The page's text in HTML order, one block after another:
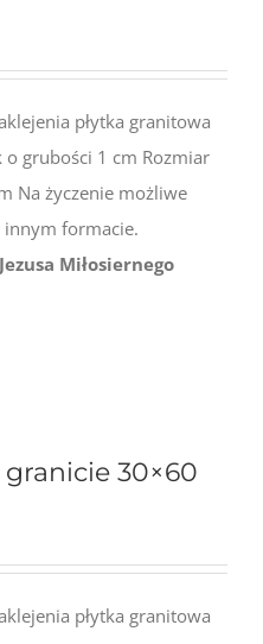
płytka granitowa
o grubości 1 cm Rozmiar
Na życzenie możliwe
formacie.
Miłosiernego
granicie 30×60
płytka granitowa